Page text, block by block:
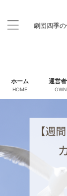
劇団四季
ホーム
HOME
運営